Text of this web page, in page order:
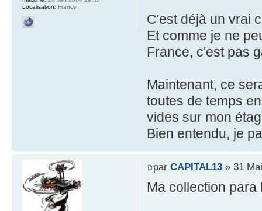
C'est déjà un vrai
Et comme je ne
France, c'est pas
Maintenant, ce
toutes de temps
vides sur mon
Bien entendu, je
Localisation: France
par CAPITAL13» 31
Ma collection para